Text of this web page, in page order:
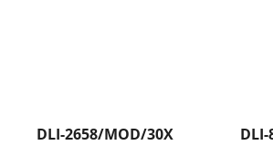
DLI-2658/MOD/30X